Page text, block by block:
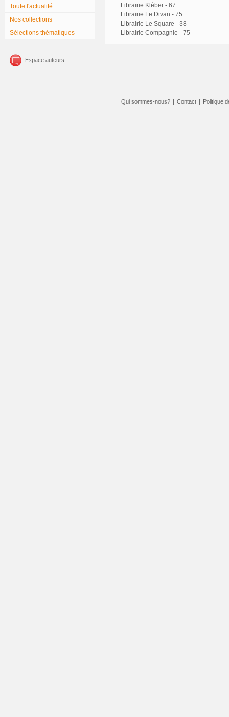
Toute l'actualité
Nos collections
Sélections thématiques
Espace auteurs
Librairie Kléber - 67
Librairie Le Divan - 75
Librairie Le Square - 38
Librairie Compagnie - 75
Qui sommes-nous? | Contact | Politique